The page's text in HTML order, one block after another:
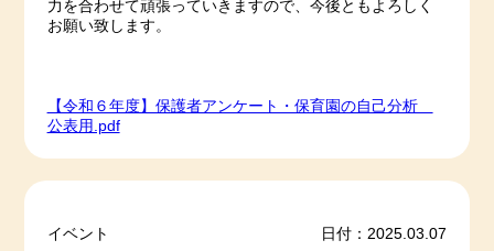
力を合わせて頑張っていきますので、今後ともよろしく
お願い致します。
【令和６年度】保護者アンケート・保育園の自己分析
公表用.pdf
イベント 日付：2025.03.07